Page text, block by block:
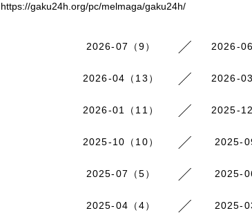
https://gaku24h.org/pc/melmaga/gaku24h/
2026-07（9） 2026-
2026-04（13） 2026-
2026-01（11） 2025-
2025-10（10） 2025-
2025-07（5） 2025-
2025-04（4） 2025-